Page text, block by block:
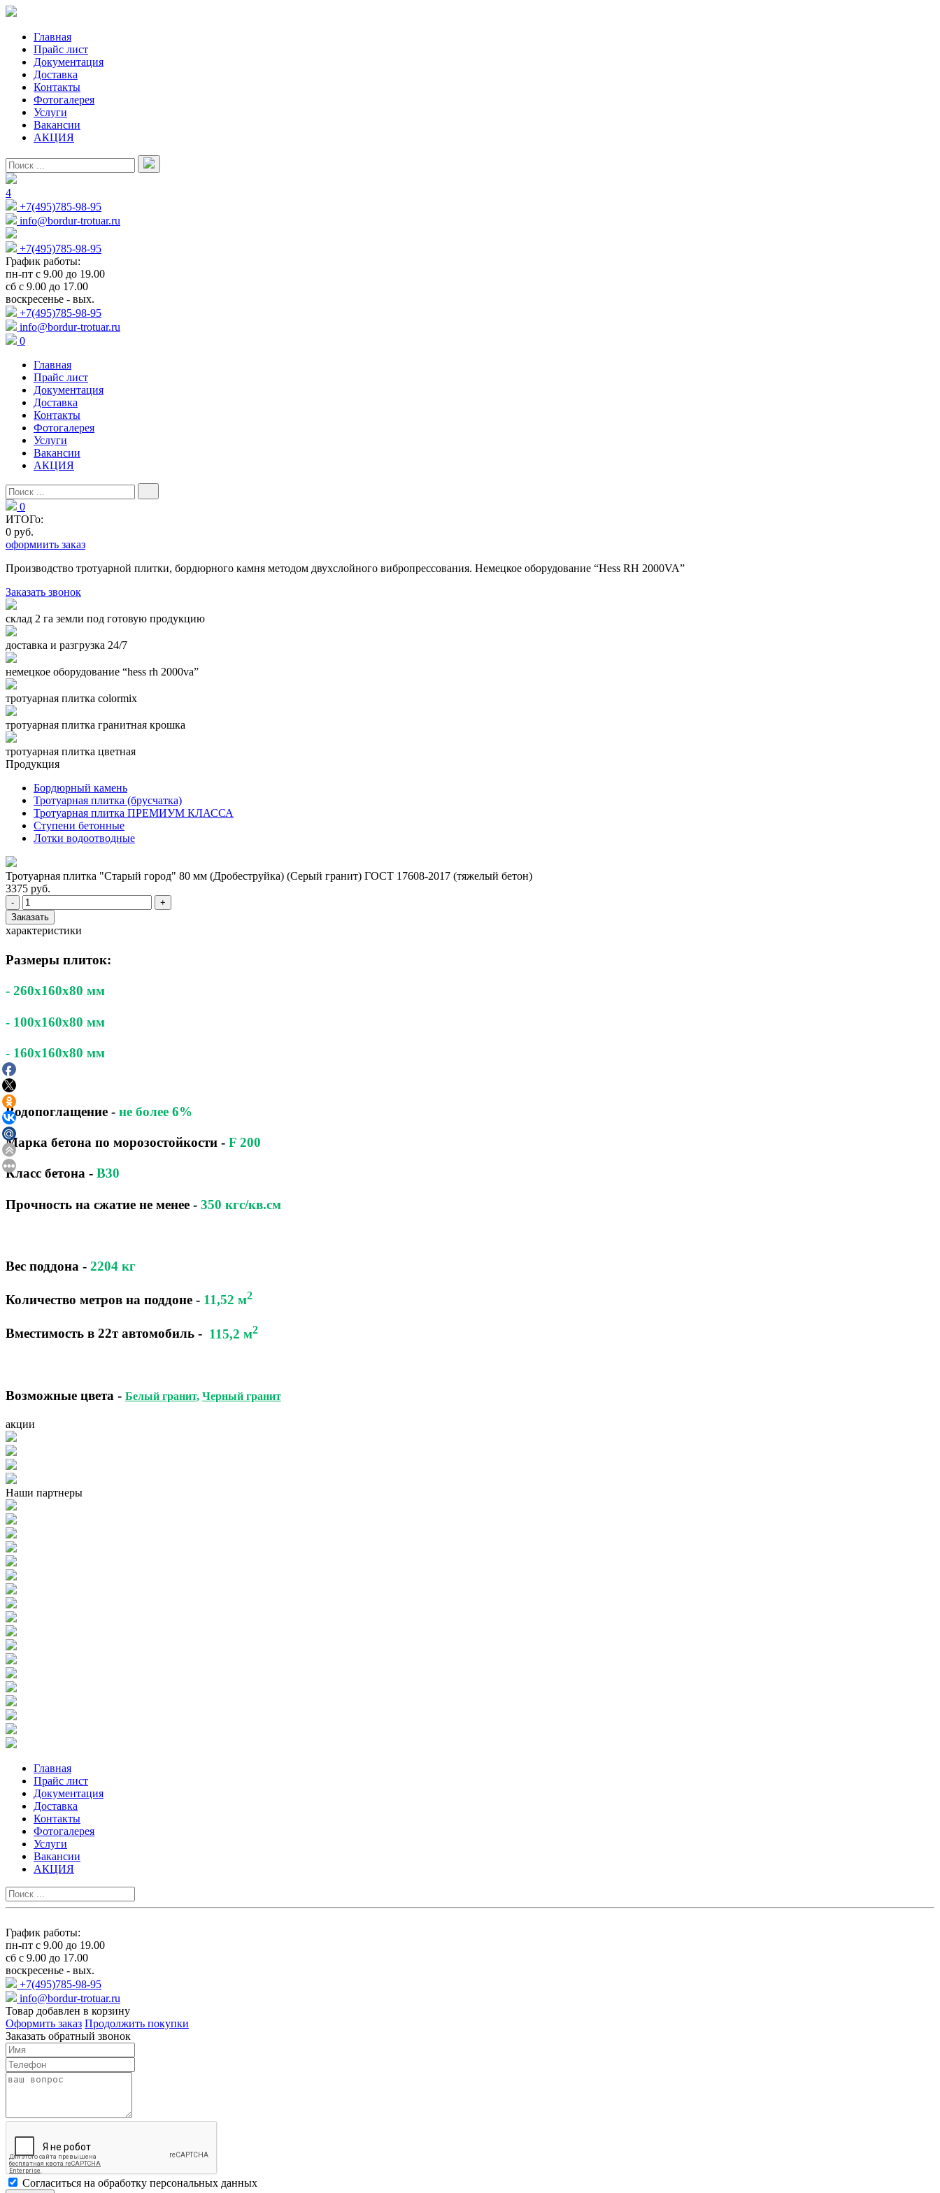
Главная
Прайс лист
Документация
Доставка
Контакты
Фотогалерея
Услуги
Вакансии
АКЦИЯ
4
+7(495)785-98-95
info@bordur-trotuar.ru
+7(495)785-98-95
График работы:
пн-пт с 9.00 до 19.00
сб с 9.00 до 17.00
воскресенье - вых.
+7(495)785-98-95
info@bordur-trotuar.ru
0
Главная
Прайс лист
Документация
Доставка
Контакты
Фотогалерея
Услуги
Вакансии
АКЦИЯ
0
ИТОГо:
0 руб.
оформиить заказ
Производство тротуарной плитки, бордюрного камня методом двухслойного вибропресcования. Немецкое оборудование “Hess RH 2000VA”
Заказать звонок
склад 2 га земли под готовую продукцию
доставка и разгрузка 24/7
немецкое оборудование “hess rh 2000va”
тротуарная плитка colormix
тротуарная плитка гранитная крошка
тротуарная плитка цветная
Продукция
Бордюрный камень
Тротуарная плитка (брусчатка)
Тротуарная плитка ПРЕМИУМ КЛАССА
Ступени бетонные
Лотки водоотводные
Тротуарная плитка "Старый город" 80 мм (Дробеструйка) (Серый гранит) ГОСТ 17608-2017 (тяжелый бетон)
3375 руб.
-
+
Заказать
характеристики
Размеры плиток:
- 260x160x80 мм
- 100x160x80 мм
- 160x160x80 мм
Водопоглащение - не более 6%
Марка бетона по морозостойкости - F 200
Класс бетона - B30
Прочность на сжатие не менее - 350 кгс/кв.см
Вес поддона - 2204 кг
Количество метров на поддоне - 11,52 м2
Вместимость в 22т автомобиль - 115,2 м2
Возможные цвета - Белый гранит, Черный гранит
акции
Наши партнеры
Главная
Прайс лист
Документация
Доставка
Контакты
Фотогалерея
Услуги
Вакансии
АКЦИЯ
График работы:
пн-пт с 9.00 до 19.00
сб с 9.00 до 17.00
воскресенье - вых.
+7(495)785-98-95
info@bordur-trotuar.ru
Товар добавлен в корзину
Оформить заказ Продолжить покупки
Заказать обратный звонок
Cогласиться на обработку персональных данных